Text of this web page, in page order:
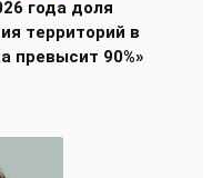
года доля
территорий в
превысит 90%»